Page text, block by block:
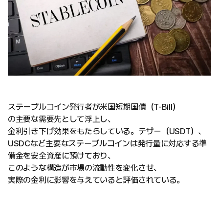
ステーブルコイン発行者が米国短期国債（T-Bill）
の主要な需要先として浮上し、
金利引き下げ効果をもたらしている。テザー（USDT）、
USDCなど主要なステーブルコインは発行量に対応する準
備金を安全資産に預けており、
このような構造が市場の流動性を変化させ、
実際の金利に影響を与えていると評価されている。